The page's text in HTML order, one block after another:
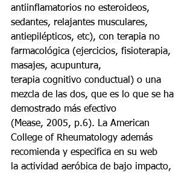
antiinflamatorios no esteroideos,
sedantes, relajantes musculares,
antiepilépticos, etc), con terapia no
farmacológica (ejercicios, fisioterapia,
masajes, acupuntura,
terapia cognitivo conductual) o una
mezcla de las dos, que es lo que se ha
demostrado más efectivo
(Mease, 2005, p.6). La American
College of Rheumatology además
recomienda y especifica en su web
la actividad aeróbica de bajo impacto,